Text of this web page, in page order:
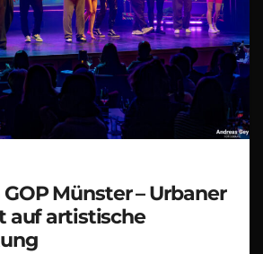
GOP Münster – Urbaner
auf artistische